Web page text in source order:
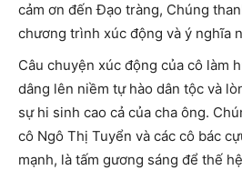
cảm ơn đến Đạo tràng, Chúng
chương trình xúc động và ý nghĩa
Câu chuyện xúc động của cô làm
dâng lên niềm tự hào dân tộc và
sự hi sinh cao cả của cha ông.
cô Ngô Thị Tuyển và các cô bác
mạnh, là tấm gương sáng để thế